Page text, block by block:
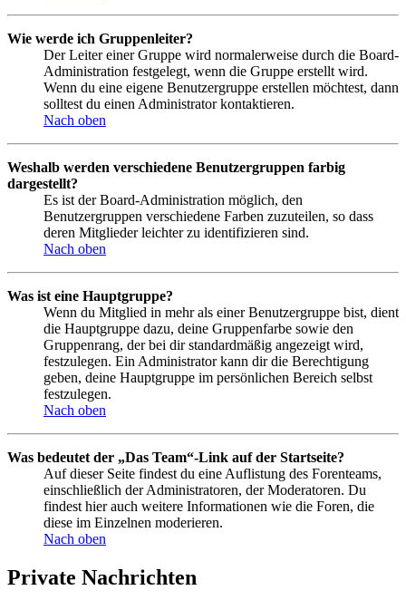
Wie werde ich Gruppenleiter?
Der Leiter einer Gruppe wird normalerweise durch die Board-
Administration festgelegt, wenn die Gruppe erstellt wird.
Wenn du eine eigene Benutzergruppe erstellen möchtest, dann
solltest du einen Administrator kontaktieren.
Nach oben
Weshalb werden verschiedene Benutzergruppen farbig
dargestellt?
Es ist der Board-Administration möglich, den
Benutzergruppen verschiedene Farben zuzuteilen, so dass
deren Mitglieder leichter zu identifizieren sind.
Nach oben
Was ist eine Hauptgruppe?
Wenn du Mitglied in mehr als einer Benutzergruppe bist, dient
die Hauptgruppe dazu, deine Gruppenfarbe sowie den
Gruppenrang, der bei dir standardmäßig angezeigt wird,
festzulegen. Ein Administrator kann dir die Berechtigung
geben, deine Hauptgruppe im persönlichen Bereich selbst
festzulegen.
Nach oben
Was bedeutet der „Das Team“-Link auf der Startseite?
Auf dieser Seite findest du eine Auflistung des Forenteams,
einschließlich der Administratoren, der Moderatoren. Du
findest hier auch weitere Informationen wie die Foren, die
diese im Einzelnen moderieren.
Nach oben
Private Nachrichten